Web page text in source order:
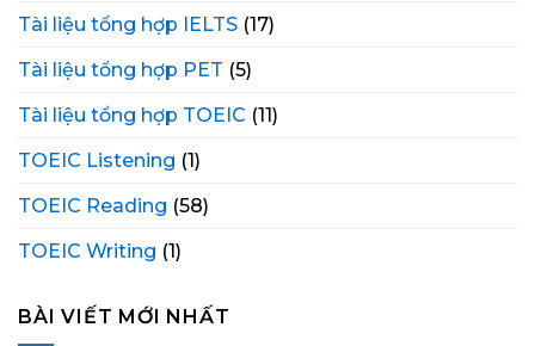
Tài liệu tổng hợp IELTS (17)
Tài liệu tổng hợp PET (5)
Tài liệu tổng hợp TOEIC (11)
TOEIC Listening (1)
TOEIC Reading (58)
TOEIC Writing (1)
BÀI VIẾT MỚI NHẤT